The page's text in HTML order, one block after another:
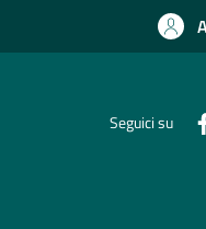
Seguici su